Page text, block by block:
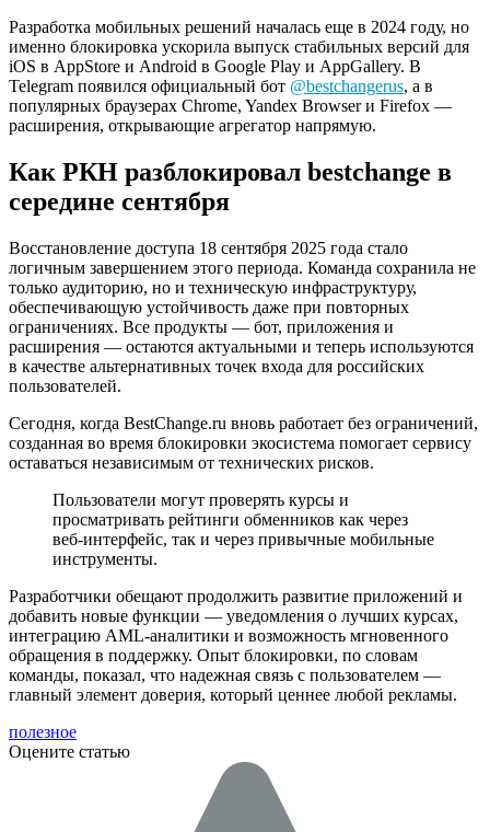
Разработка мобильных решений началась еще в 2024 году, но
именно блокировка ускорила выпуск стабильных версий для
iOS в AppStore и Android в Google Play и AppGallery. В
Telegram появился официальный бот @bestchangerus, а в
популярных браузерах Chrome, Yandex Browser и Firefox —
расширения, открывающие агрегатор напрямую.
Как РКН разблокировал bestchange в
середине сентября
Восстановление доступа 18 сентября 2025 года стало
логичным завершением этого периода. Команда сохранила не
только аудиторию, но и техническую инфраструктуру,
обеспечивающую устойчивость даже при повторных
ограничениях. Все продукты — бот, приложения и
расширения — остаются актуальными и теперь используются
в качестве альтернативных точек входа для российских
пользователей.
Сегодня, когда BestChange.ru вновь работает без ограничений,
созданная во время блокировки экосистема помогает сервису
оставаться независимым от технических рисков.
Пользователи могут проверять курсы и
просматривать рейтинги обменников как через
веб-интерфейс, так и через привычные мобильные
инструменты.
Разработчики обещают продолжить развитие приложений и
добавить новые функции — уведомления о лучших курсах,
интеграцию AML-аналитики и возможность мгновенного
обращения в поддержку. Опыт блокировки, по словам
команды, показал, что надежная связь с пользователем —
главный элемент доверия, который ценнее любой рекламы.
полезное
Оцените статью